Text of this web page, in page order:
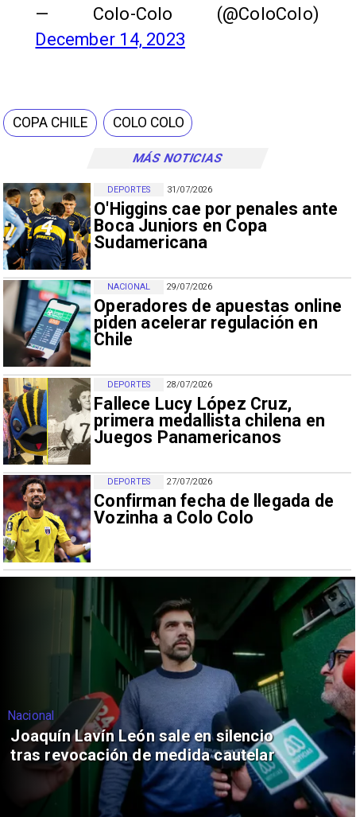
MÁS NOTICIAS
31/07/2026
O'Higgins cae por penales ante
Boca Juniors en Copa
Sudamericana
DEPORTES
29/07/2026
Operadores de apuestas online
piden acelerar regulación en
Chile
NACIONAL
28/07/2026
Fallece Lucy López Cruz,
primera medallista chilena en
Juegos Panamericanos
DEPORTES
27/07/2026
Confirman fecha de llegada de
Vozinha a Colo Colo
DEPORTES
— Colo-Colo (@ColoColo)
December 14, 2023
COPA CHILE COLO COLO
Nacional
Joaquín Lavín León sale en silencio
tras revocación de medida cautelar